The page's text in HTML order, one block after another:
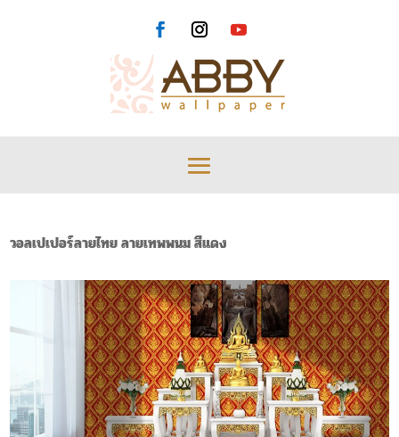
วอลเปเปอร์ลายไทย ลายเทพพนม สีแดง